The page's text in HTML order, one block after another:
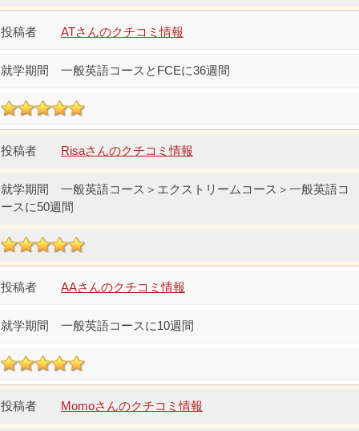
ATさんのクチコミ情報
一般英語コースとFCEに36週間
Risaさんのクチコミ情報
一般英語コース＞エクストリームコース＞一般英語コ
ースに50週間
AAさんのクチコミ情報
一般英語コースに10週間
Momoさんのクチコミ情報